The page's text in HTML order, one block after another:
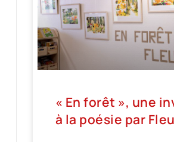
« En forêt », une
à la poésie par